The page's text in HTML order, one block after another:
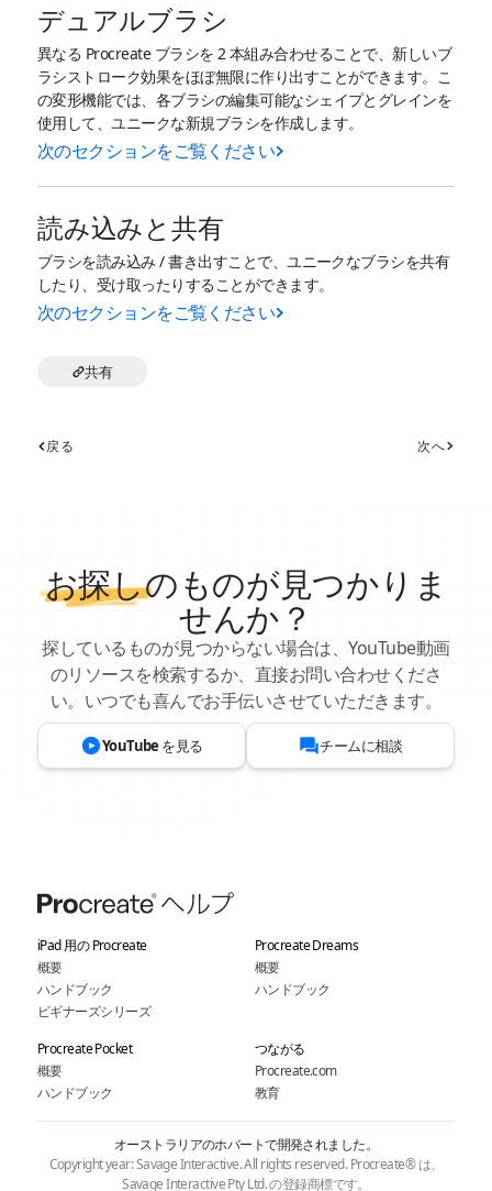
デュアルブラシ
異なる Procreate ブラシを 2 本組み合わせることで、新しいブ
ラシストローク効果をほぼ無限に作り出すことができます。こ
の変形機能では、各ブラシの編集可能なシェイプとグレインを
使用して、ユニークな新規ブラシを作成します。
次のセクションをご覧ください
読み込みと共有
ブラシを読み込み / 書き出すことで、ユニークなブラシを共有
したり、受け取ったりすることができます。
次のセクションをご覧ください
共有
戻る 次へ
お探しのものが見つかりま
せんか？
探しているものが見つからない場合は、YouTube動画
のリソースを検索するか、直接お問い合わせくださ
い。いつでも喜んでお手伝いさせていただきます。
YouTube を見る チームに相談
iPad 用の Procreate
概要
ハンドブック
ビギナーズシリーズ
Procreate Dreams
概要
ハンドブック
Procreate Pocket
概要
ハンドブック
つながる
Procreate.com
教育
オーストラリアのホバートで開発されました。
Copyright year: Savage Interactive. All rights reserved. Procreate® は、
Savage Interactive Pty Ltd. の登録商標です。